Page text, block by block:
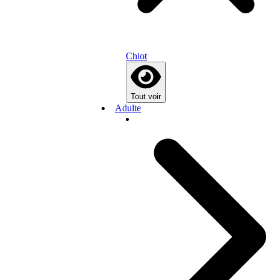
Chiot
Tout voir
Adulte